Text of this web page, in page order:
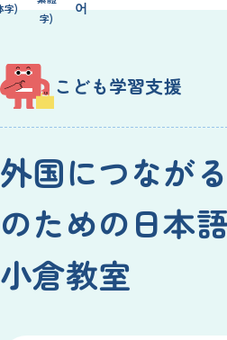
字)
字)
어
こども学習支援
外国につながる
のための日本語
小倉教室